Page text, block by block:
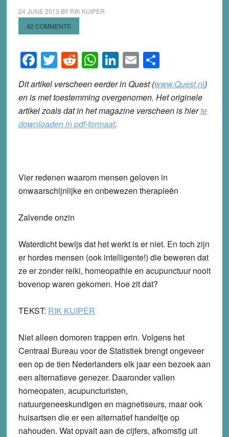
24 JUNE 2013 BY RIK KUIPER
42 COMMENTS
Facebook
Twitter
Reddit
WhatsApp
LinkedIn
EmailShare
Dit artikel verscheen eerder in Quest(www.Quest.nl)
en is met toestemming overgenomen. Het originele
artikel zoals dat in het magazine verscheen is hierte
downloaden in pdf-formaat.
Vier redenen waarom mensen geloven in
onwaarschijnlijke en onbewezen therapieën
Zalvende onzin
Waterdicht bewijs dat het werkt is er niet. En toch zijn
er hordes mensen (ook intelligente!) die beweren dat
ze er zonder reiki, homeopathie en acupunctuur nooit
bovenop waren gekomen. Hoe zit dat?
TEKST: RIK KUIPER
Niet alleen domoren trappen erin. Volgens het
Centraal Bureau voor de Statistiek brengt ongeveer
een op de tien Nederlanders elk jaar een bezoek aan
een alternatieve genezer. Daaronder vallen
homeopaten, acupuncturisten,
natuurgeneeskundigen en magnetiseurs, maar ook
huisartsen die er een alternatief handeltje op
nahouden. Wat opvalt aan de cijfers, afkomstig uit